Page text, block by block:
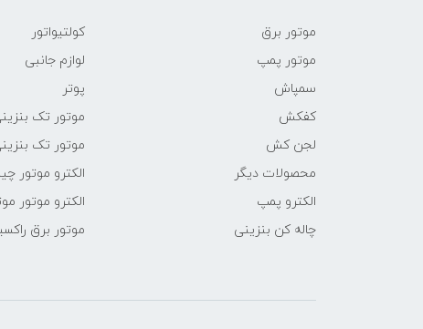
موتور برق
موتور پمپ
سمپاش
کفکش
لجن کش
محصولات دیگر
الکترو پمپ
چاله کن بنزینی
کولتیواتور
لوازم جانبی
پوتر
موتور تک
موتور تک
الکترو موتور
الکترو موتور
موتور برق